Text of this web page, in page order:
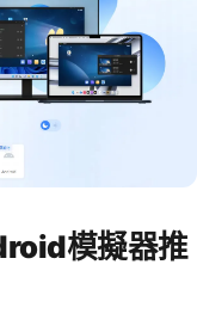
模擬器推